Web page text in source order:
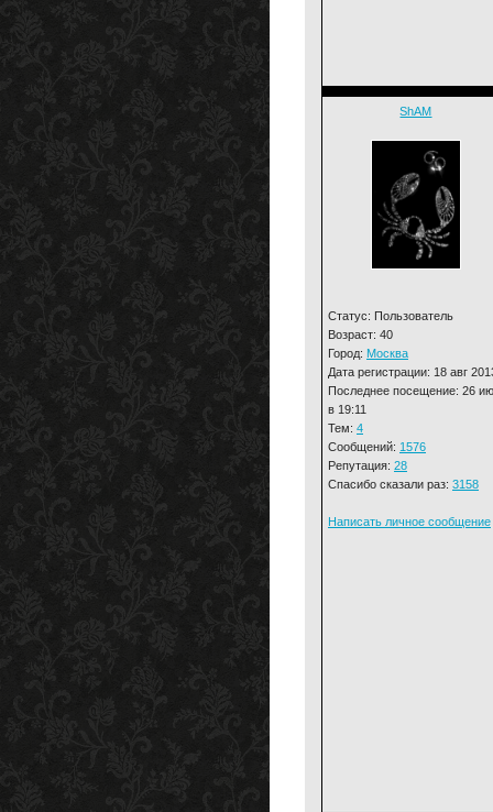
ShAM
Статус: Пользователь
Возраст: 40
Город: Москва
Дата регистрации: 18 авг
Последнее посещение: 26
в 19:11
Тем: 4
Сообщений: 1576
Репутация: 28
Спасибо сказали раз: 3158
Написать личное сообщение